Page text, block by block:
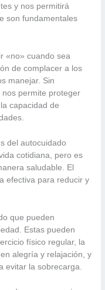
y nos permitirá
son fundamentales
«no» cuando sea
de complacer a los
manejar. Sin
permite proteger
capacidad de
del autocuidado
cotidiana, pero es
saludable. El
efectiva para reducir y
que pueden
Estas pueden
físico regular, la
alegría y relajación, y
evitar la sobrecarga.